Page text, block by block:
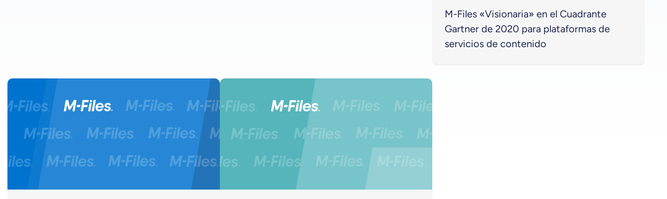
M-Files «Visionaria» en el Cuadrante
Gartner de 2020 para plataformas de
servicios de contenido